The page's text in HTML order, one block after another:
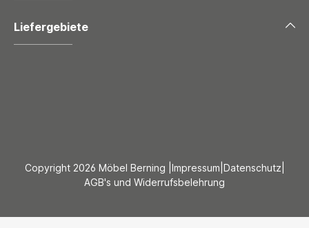
Liefergebiete
Copyright 2026 Möbel Berning | Impressum Datenschutz
AGB's und Widerrufsbelehrung